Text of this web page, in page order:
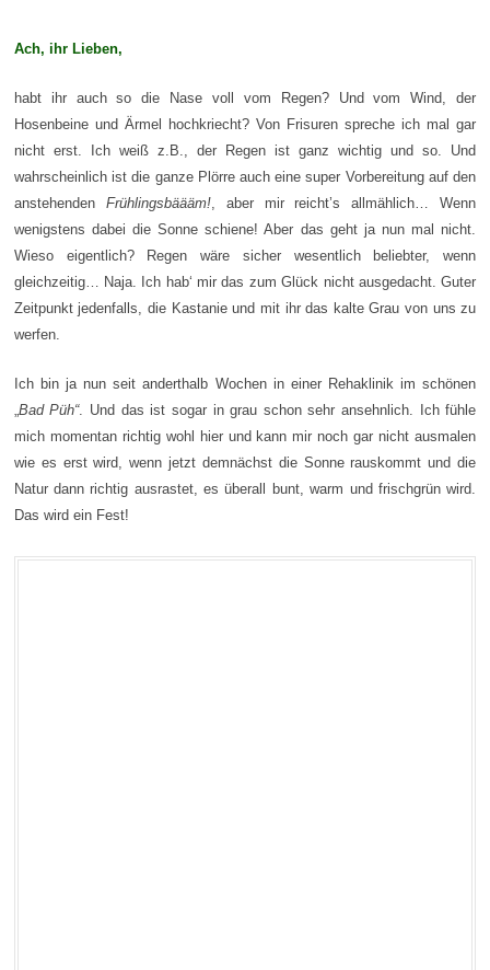
Ach, ihr Lieben,
habt ihr auch so die Nase voll vom Regen? Und vom Wind, der
Hosenbeine und Ärmel hochkriecht? Von Frisuren spreche ich mal gar
nicht erst. Ich weiß z.B., der Regen ist ganz wichtig und so. Und
wahrscheinlich ist die ganze Plörre auch eine super Vorbereitung auf den
anstehenden Frühlingsbäääm!, aber mir reicht’s allmählich… Wenn
wenigstens dabei die Sonne schiene! Aber das geht ja nun mal nicht.
Wieso eigentlich? Regen wäre sicher wesentlich beliebter, wenn
gleichzeitig… Naja. Ich hab‘ mir das zum Glück nicht ausgedacht. Guter
Zeitpunkt jedenfalls, die Kastanie und mit ihr das kalte Grau von uns zu
werfen.
Ich bin ja nun seit anderthalb Wochen in einer Rehaklinik im schönen
Bad Püh“. Und das ist sogar in grau schon sehr ansehnlich. Ich fühle
mich momentan richtig wohl hier und kann mir noch gar nicht ausmalen
wie es erst wird, wenn jetzt demnächst die Sonne rauskommt und die
Natur dann richtig ausrastet, es überall bunt, warm und frischgrün wird.
Das wird ein Fest!